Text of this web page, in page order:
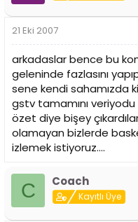
21 Eki 2007
arkadaslar bence bu
geleninde fazlasını
sene kendi sahamızda
gstv tamamını
özet diye bişey
olamayan bizlerde
izlemek istiyoruz....
C Coach
Kayıtlı Üye